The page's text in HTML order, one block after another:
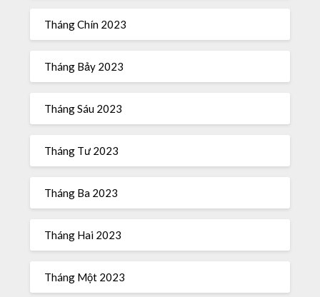
Tháng Chín 2023
Tháng Bảy 2023
Tháng Sáu 2023
Tháng Tư 2023
Tháng Ba 2023
Tháng Hai 2023
Tháng Một 2023